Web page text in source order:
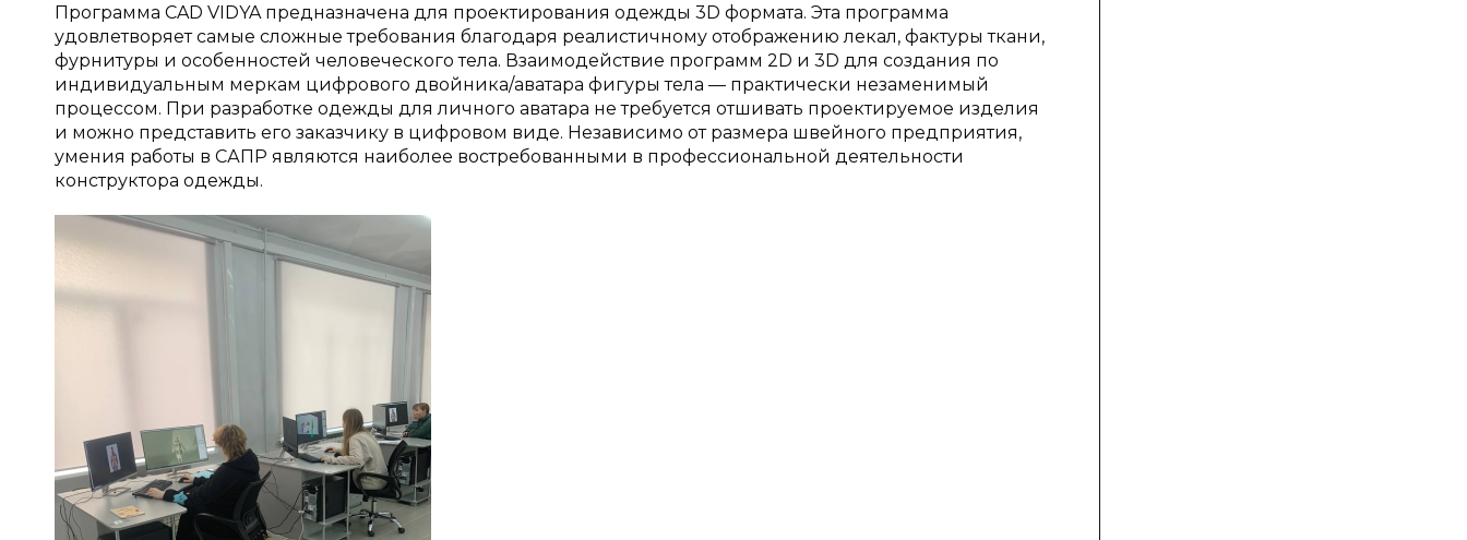
Программа CAD VIDYA предназначена для проектирования одежды 3D формата. Эта программа
удовлетворяет самые сложные требования благодаря реалистичному отображению лекал, фактуры ткани,
фурнитуры и особенностей человеческого тела. Взаимодействие программ 2D и 3D для создания по
индивидуальным меркам цифрового двойника/аватара фигуры тела — практически незаменимый
процессом. При разработке одежды для личного аватара не требуется отшивать проектируемое изделия
и можно представить его заказчику в цифровом виде. Независимо от размера швейного предприятия,
умения работы в САПР являются наиболее востребованными в профессиональной деятельности
конструктора одежды.